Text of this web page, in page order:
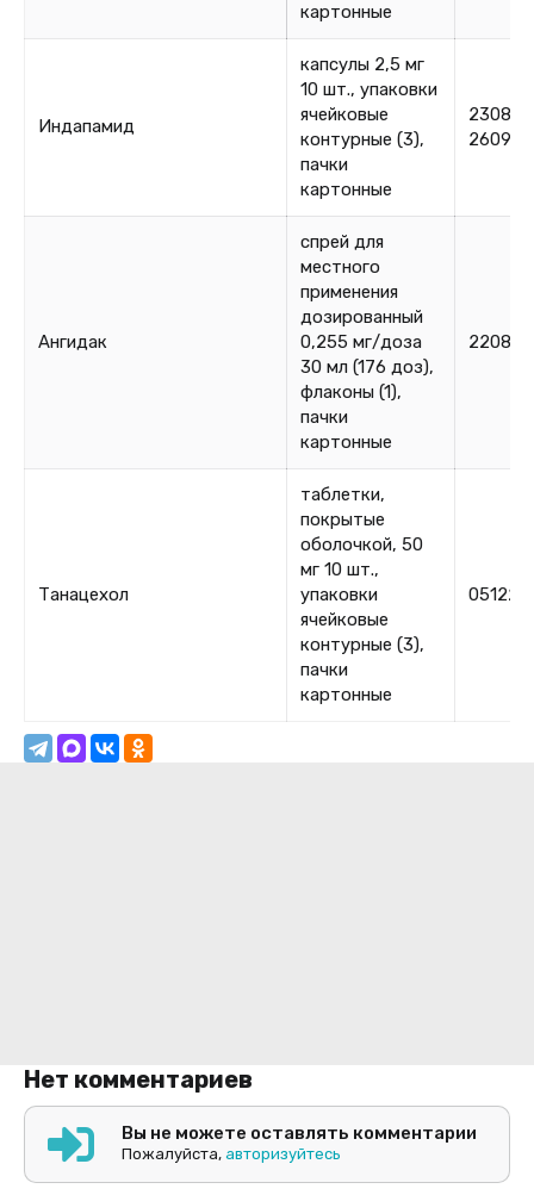
картонные
Индапамид
капсулы 2,5 мг
10 шт., упаковки
ячейковые
контурные (3),
пачки
картонные
260925
Ангидак
спрей для
местного
применения
дозированный
0,255 мг/доза
30 мл (176 доз),
флаконы (1),
пачки
картонные
220825
Танацехол
таблетки,
покрытые
оболочкой, 50
мг 10 шт.,
упаковки
ячейковые
контурные (3),
пачки
картонные
051222
Нет комментариев
Вы не можете оставлять комментарии
Пожалуйста, авторизуйтесь